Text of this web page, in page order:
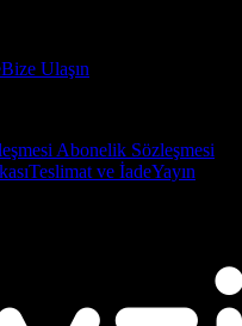
Bize Ulaşın
Abonelik Sözleşmesi
Teslimat ve İadeYayın